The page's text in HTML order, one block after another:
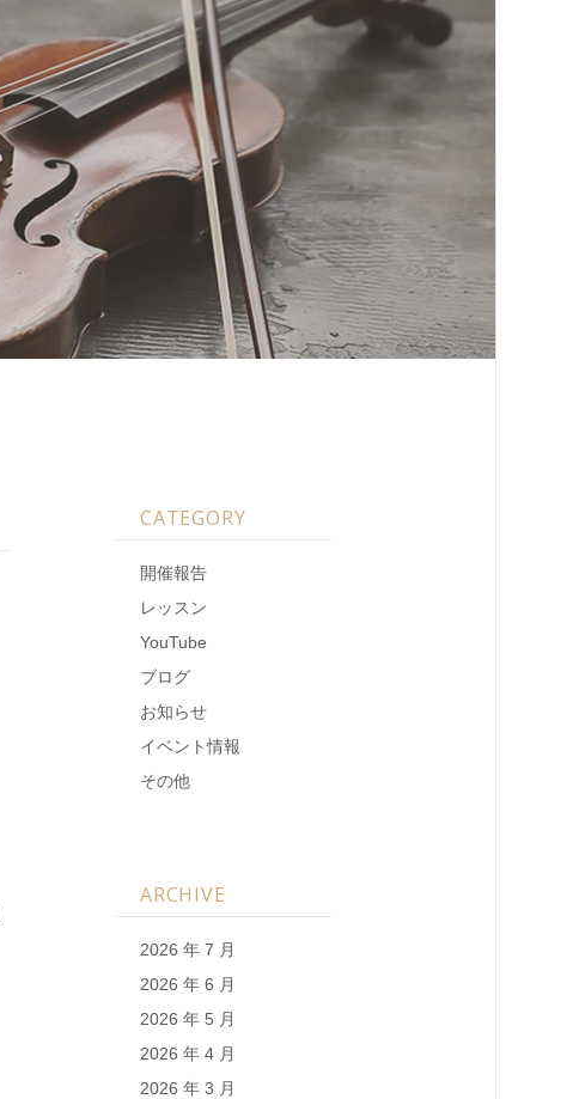
CATEGORY
開催報告
レッスン
YouTube
ブログ
お知らせ
イベント情報
その他
ARCHIVE
2026 年 7 月
2026 年 6 月
2026 年 5 月
2026 年 4 月
2026 年 3 月